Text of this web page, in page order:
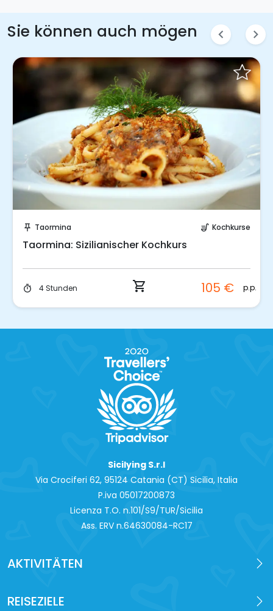
Sie können auch mögen chevron_left chevron_right
push_pin Taormina soup_kitchen Kochkurse
Taormina: Sizilianischer Kochkurs
timer 4 Stunden shopping_cart 105 € p.p.
Sicilying S.r.l
Via Crociferi 62, 95124 Catania (CT) Sicilia, Italia
P.iva 0‍5017200873
Licenza T.O. n.101/S9/TUR/Sicilia
Ass. ERV n.64630084-RC17
AKTIVITÄTEN
REISEZIELE